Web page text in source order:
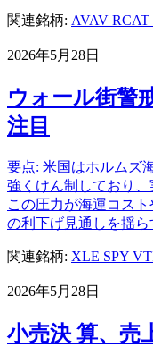
関連銘柄: AVAV RCAT
2026年5月28日
ウォール街警
注目
要点: 米国はホルムズ
強くけん制しており、
この圧力が海運コス
の利下げ見通しを揺
関連銘柄: XLE SPY
2026年5月28日
小売決 算、売